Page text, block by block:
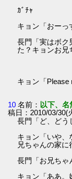
ｶﾞﾁｬ
キョン「おーっ
長門「実はボク
た？キョンお兄
キョン「Please
10 名前： 以下、
稿日：2010/03/30(
長門「ど、どう
キョン「いや、
兄ちゃんの家に
長門「お兄ちゃ
キョン「ああ。